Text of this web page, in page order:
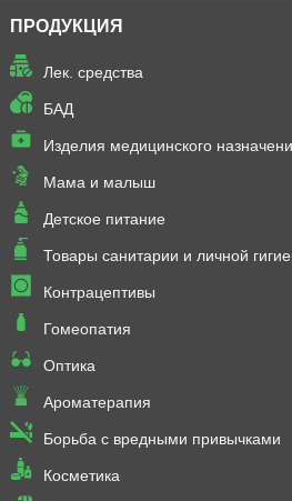
ПРОДУКЦИЯ
Лек. средства
БАД
Изделия медицинского
Мама и малыш
Детское питание
Товары санитарии и личной
Контрацептивы
Гомеопатия
Оптика
Ароматерапия
Борьба с вредными привычками
Косметика